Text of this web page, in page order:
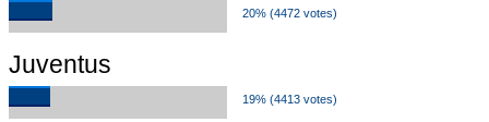
20% (4472 votes)
Juventus
19% (4413 votes)